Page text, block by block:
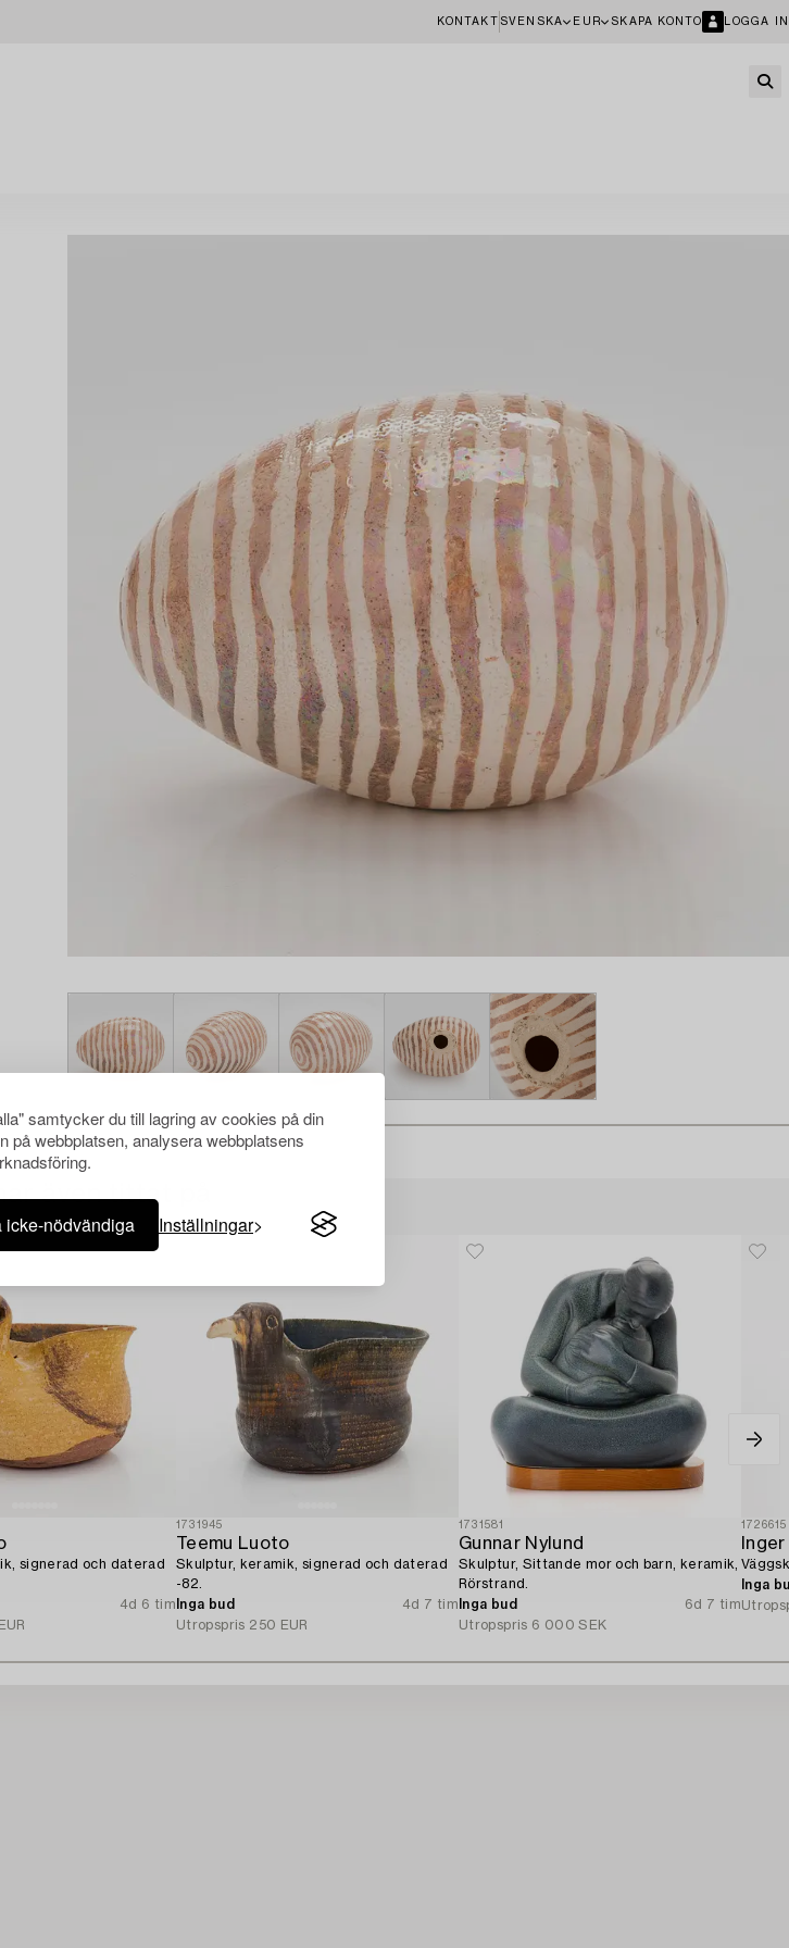
samtycker du till lagring av cookies på din
på webbplatsen, analysera webbplatsens
icke-nödvändiga Inställningar
KONTAKT SVENSKA EUR SKAPA KONTO LOGGA IN
även tittat på
signerad och daterad
4d 6 tim
1731945
Teemu Luoto
Skulptur, keramik, signerad och daterad
-82.
Inga bud
4d 7 tim
Utropspris 250 EUR
1731581
Gunnar Nylund
Skulptur, Sittande mor och barn, keramik,
Rörstrand.
Inga bud
6d 7 tim
Utropspris 6 000 SEK
1726615
Inga